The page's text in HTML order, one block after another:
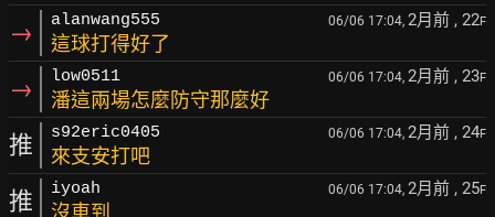
→ alanwang555 06/06 17:04, 2月前 , 22F
這球打得好了
→ low0511 06/06 17:04, 2月前 , 23F
潘這兩場怎麼防守那麼好
推 s92eric0405 06/06 17:04, 2月前 , 24F
來支安打吧
推 iyoah 06/06 17:04, 2月前 , 25F
沒車到